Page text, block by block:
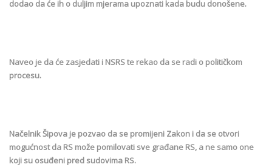
dodao da će ih o duljim mjerama upoznati kada budu donošene.
Naveo je da će zasjedati i NSRS te rekao da se radi o političkom
procesu.
Načelnik Šipova je pozvao da se promijeni Zakon i da se otvori
mogućnost da RS može pomilovati sve građane RS, a ne samo one
koji su osuđeni pred sudovima RS.